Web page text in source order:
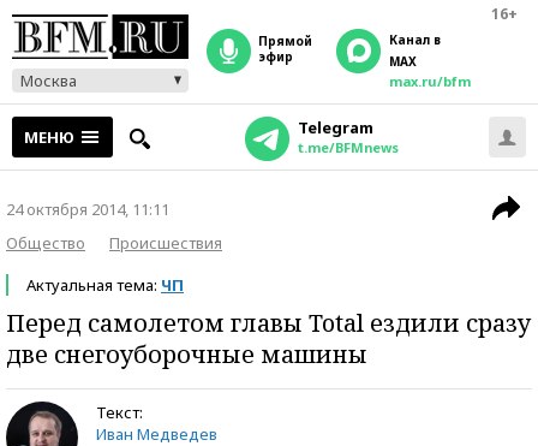
16+
Москва
прямой
эфир
Канал в
MAX
max.ru/bfm
МЕНЮ Telegram
t.me/BFMnews
24 октября 2014, 11:11
Общество
Происшествия
Актуальная тема: ЧП
Перед самолетом главы Total ездили сразу
две снегоуборочные машины
Текст:
Иван Медведев